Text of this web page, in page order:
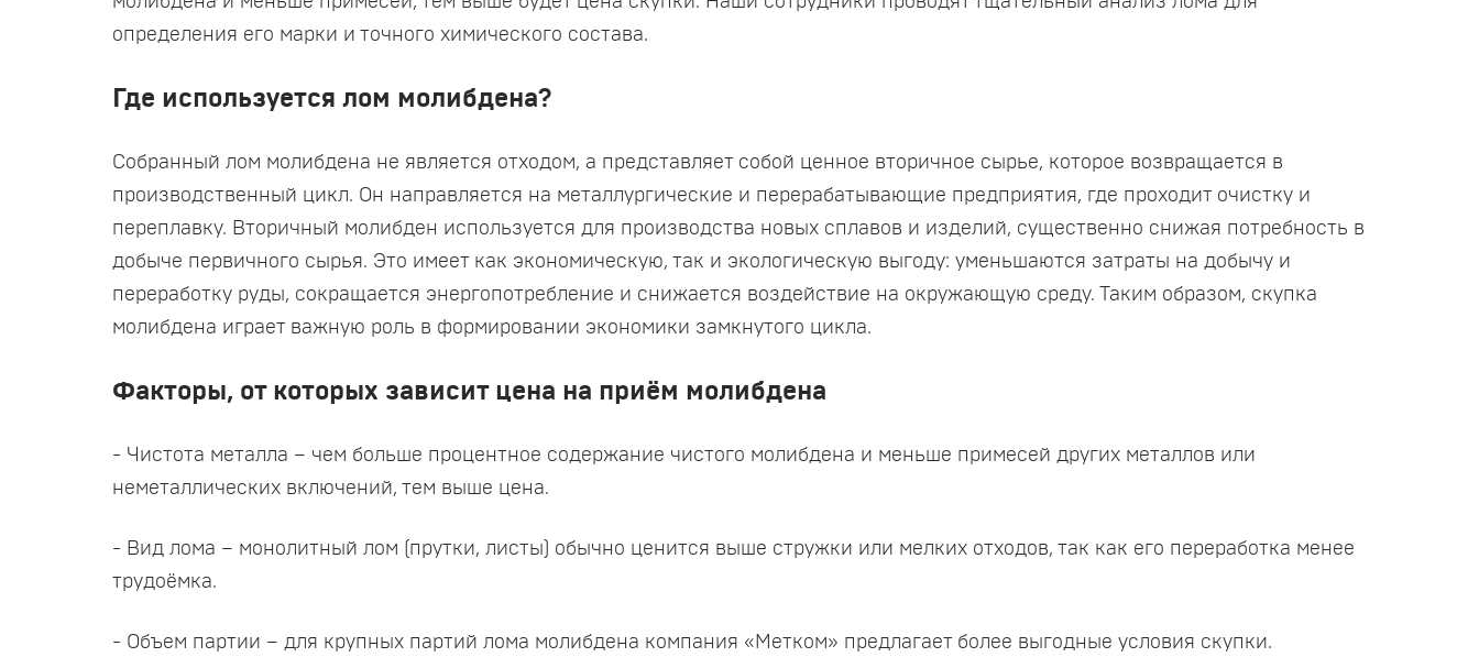
определения его марки и точного химического состава.
Где используется лом молибдена?
Собранный лом молибдена не является отходом, а представляет собой ценное вторичное сырье, которое возвращается в
производственный цикл. Он направляется на металлургические и перерабатывающие предприятия, где проходит очистку и
переплавку. Вторичный молибден используется для производства новых сплавов и изделий, существенно снижая потребность в
добыче первичного сырья. Это имеет как экономическую, так и экологическую выгоду: уменьшаются затраты на добычу и
переработку руды, сокращается энергопотребление и снижается воздействие на окружающую среду. Таким образом, скупка
молибдена играет важную роль в формировании экономики замкнутого цикла.
Факторы, от которых зависит цена на приём молибдена
- Чистота металла – чем больше процентное содержание чистого молибдена и меньше примесей других металлов или
неметаллических включений, тем выше цена.
- Вид лома – монолитный лом (прутки, листы) обычно ценится выше стружки или мелких отходов, так как его переработка менее
трудоёмка.
- Объем партии – для крупных партий лома молибдена компания «Метком» предлагает более выгодные условия скупки.